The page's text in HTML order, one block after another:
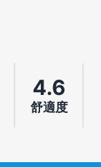
4.6
舒適度